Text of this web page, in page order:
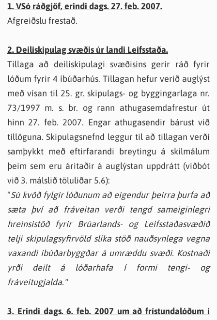
1. VSó ráðgjöf, erindi dags. 27. feb. 2007.
Afgreiðslu frestað.
2. Deiliskipulag svæðis úr landi Leifsstaða.
Tillaga að deiliskipulagi svæðisins gerir ráð fyrir
lóðum fyrir 4 íbúðarhús. Tillagan hefur verið auglýst
með vísan til 25. gr. skipulags- og byggingarlaga nr.
73/1997 m. s. br. og rann athugasemdafrestur út
hinn 27. feb. 2007. Engar athugasendir bárust við
tillöguna. Skipulagsnefnd leggur til að tillagan verði
samþykkt með eftirfarandi breytingu á skilmálum
þeim sem eru áritaðir á auglýstan uppdrátt (viðbót
við 3. málslið töluliðar 5.6):
“Sú kvöð fylgir lóðunum að eigendur þeirra þurfa að
sæta því að fráveitan verði tengd sameiginlegri
hreinsistöð fyrir Brúarlands- og Leifsstaðasvæðið
telji skipulagsyfirvöld slíka stöð nauðsynlega vegna
vaxandi íbúðarbyggðar á umræddu svæði. Kostnaði
yrði deilt á lóðarhafa í formi tengi- og
fráveitugjalda."
3. Erindi dags. 6. feb. 2007 um að frístundalóðum í